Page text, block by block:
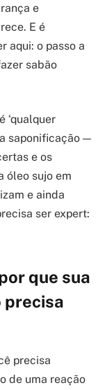
e
E é
aqui: o passo a
sabão
‘qualquer
saponificação —
e os
óleo sujo em
e ainda
ser expert:
que sua
precisa
precisa
de uma reação